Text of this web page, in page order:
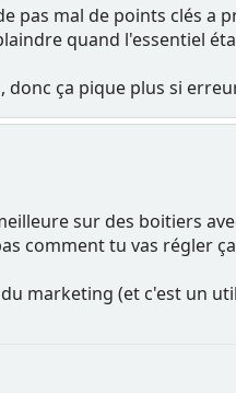
pas mal de points clés a
quand l'essentiel
ça pique plus si
sur des boitiers
comment tu vas régler
marketing (et c'est un